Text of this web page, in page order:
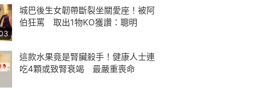
城巴後生女韌帶斷裂坐關愛座！被阿
伯狂罵 取出1物KO獲讚：聰明
這款水果竟是腎臟殺手！健康人士連
吃4顆或致腎衰竭 最嚴重喪命